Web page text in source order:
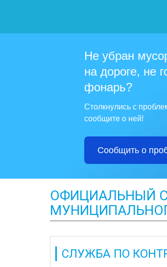
Не убран
на дороге, не
фонарь?
Столкнулись с
сообщите о ней!
Сообщить о
ОФИЦИАЛЬНЫЙ
СЛУЖБА ПО